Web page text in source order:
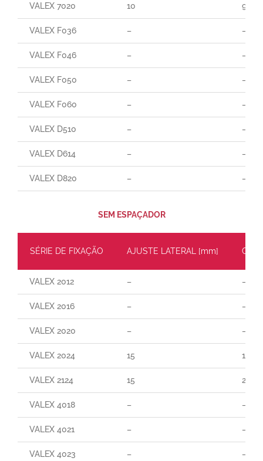
VALEX 7020 10 90
VALEX F036 – –
VALEX F046 – –
VALEX F050 – –
VALEX F060 – –
VALEX D510 – –
VALEX D614 – –
VALEX D820 – –
SEM ESPAÇADOR
SÉRIE DE FIXAÇÃO AJUSTE LATERAL [mm]
VALEX 2012 – –
VALEX 2016 – –
VALEX 2020 – –
VALEX 2024 15 160
VALEX 2124 15 290
VALEX 4018 – –
VALEX 4021 – –
VALEX 4023 – –